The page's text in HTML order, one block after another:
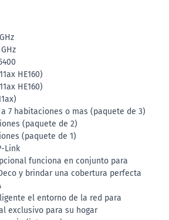
HE160)
HE160)
a 7 habitaciones o mas (paquete de 3)
(paquete de 2)
(paquete de 1)
Link
funciona en conjunto para
y brindar una cobertura perfecta
el entorno de la red para
exclusivo para su hogar